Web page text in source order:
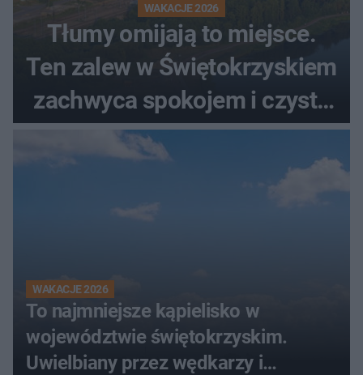
WAKACJE 2026
Tłumy omijają to miejsce.
Ten zalew w Świętokrzyskiem
zachwyca spokojem i czystą
wodą
WAKACJE 2026
To najmniejsze kąpielisko w
województwie świętokrzyskim.
Uwielbiany przez wędkarzy i